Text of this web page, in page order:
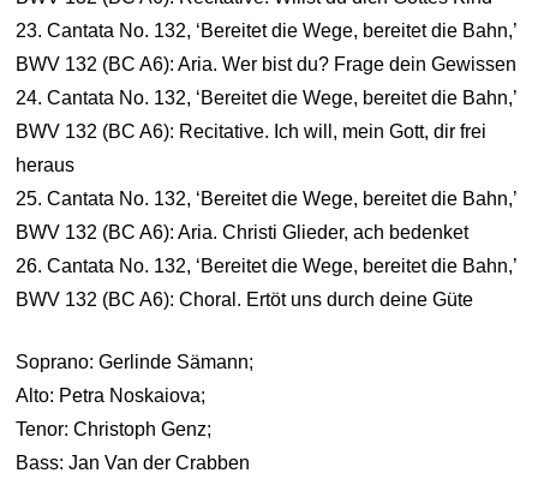
23. Cantata No. 132, ‘Bereitet die Wege, bereitet die Bahn,’
BWV 132 (BC A6): Aria. Wer bist du? Frage dein Gewissen
24. Cantata No. 132, ‘Bereitet die Wege, bereitet die Bahn,’
BWV 132 (BC A6): Recitative. Ich will, mein Gott, dir frei
heraus
25. Cantata No. 132, ‘Bereitet die Wege, bereitet die Bahn,’
BWV 132 (BC A6): Aria. Christi Glieder, ach bedenket
26. Cantata No. 132, ‘Bereitet die Wege, bereitet die Bahn,’
BWV 132 (BC A6): Choral. Ertöt uns durch deine Güte
Soprano: Gerlinde Sämann;
Alto: Petra Noskaiova;
Tenor: Christoph Genz;
Bass: Jan Van der Crabben